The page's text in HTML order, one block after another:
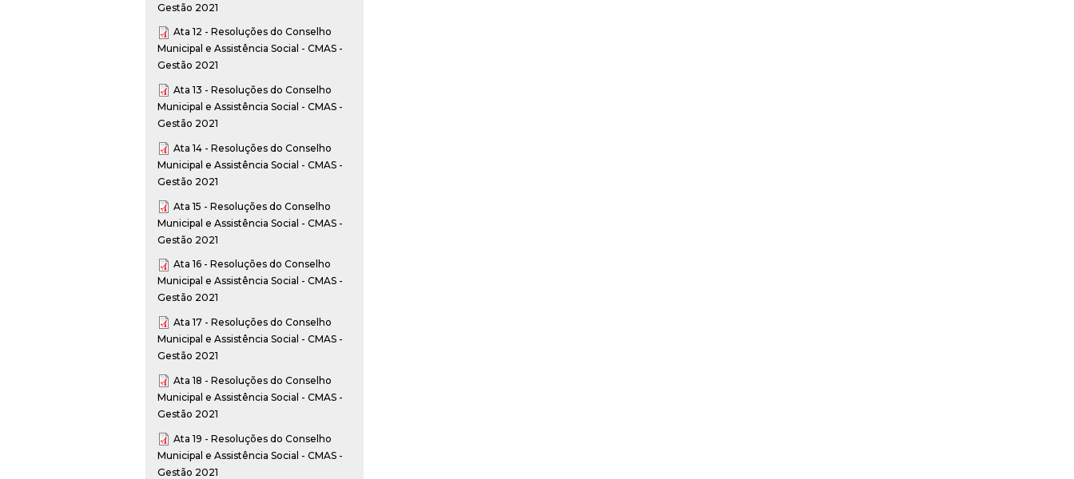
Gestão 2021
Ata 12 - Resoluções do Conselho
Municipal e Assistência Social - CMAS -
Gestão 2021
Ata 13 - Resoluções do Conselho
Municipal e Assistência Social - CMAS -
Gestão 2021
Ata 14 - Resoluções do Conselho
Municipal e Assistência Social - CMAS -
Gestão 2021
Ata 15 - Resoluções do Conselho
Municipal e Assistência Social - CMAS -
Gestão 2021
Ata 16 - Resoluções do Conselho
Municipal e Assistência Social - CMAS -
Gestão 2021
Ata 17 - Resoluções do Conselho
Municipal e Assistência Social - CMAS -
Gestão 2021
Ata 18 - Resoluções do Conselho
Municipal e Assistência Social - CMAS -
Gestão 2021
Ata 19 - Resoluções do Conselho
Municipal e Assistência Social - CMAS -
Gestão 2021